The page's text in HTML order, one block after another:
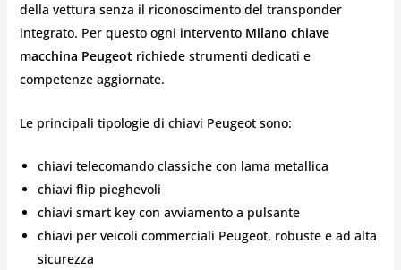
della vettura senza il riconoscimento del transponder
integrato. Per questo ogni intervento Milano chiave
macchina Peugeotrichiede strumenti dedicati e
competenze aggiornate.
Le principali tipologie di chiavi Peugeot sono:
chiavi telecomando classiche con lama metallica
chiavi flip pieghevoli
chiavi smart key con avviamento a pulsante
chiavi per veicoli commerciali Peugeot, robuste e ad alta
sicurezza